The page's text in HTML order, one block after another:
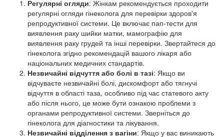
Регулярні огляди: Жінкам рекомендується проходити
регулярні огляди гінеколога для перевірки здоров'я
репродуктивної системи. Це включає пап-тести для
виявлення раку шийки матки, мамографію для
виявлення раку грудей та інші перевірки. Звертайтеся до
гінеколога згідно рекомендацій вашого лікаря або
національних медичних стандартів.
Незвичайні відчуття або болі в тазі: Якщо ви
відчуваєте незвичайні болі, дискомфорт або тягнучі
відчуття в області таза, особливо під час статевого акту
або після нього, це може бути ознакою проблеми з
органами репродуктивної системи. Зверніться до
гінеколога для діагностики та лікування.
Незвичайні відділення з вагіни: Якщо у вас виникають